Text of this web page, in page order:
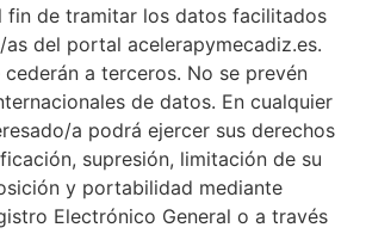
fin de tramitar los datos facilitados
del portal acelerapymecadiz.es.
a terceros. No se prevén
de datos. En cualquier
a podrá ejercer sus derechos
supresión, limitación de su
y portabilidad mediante
Electrónico General o a través